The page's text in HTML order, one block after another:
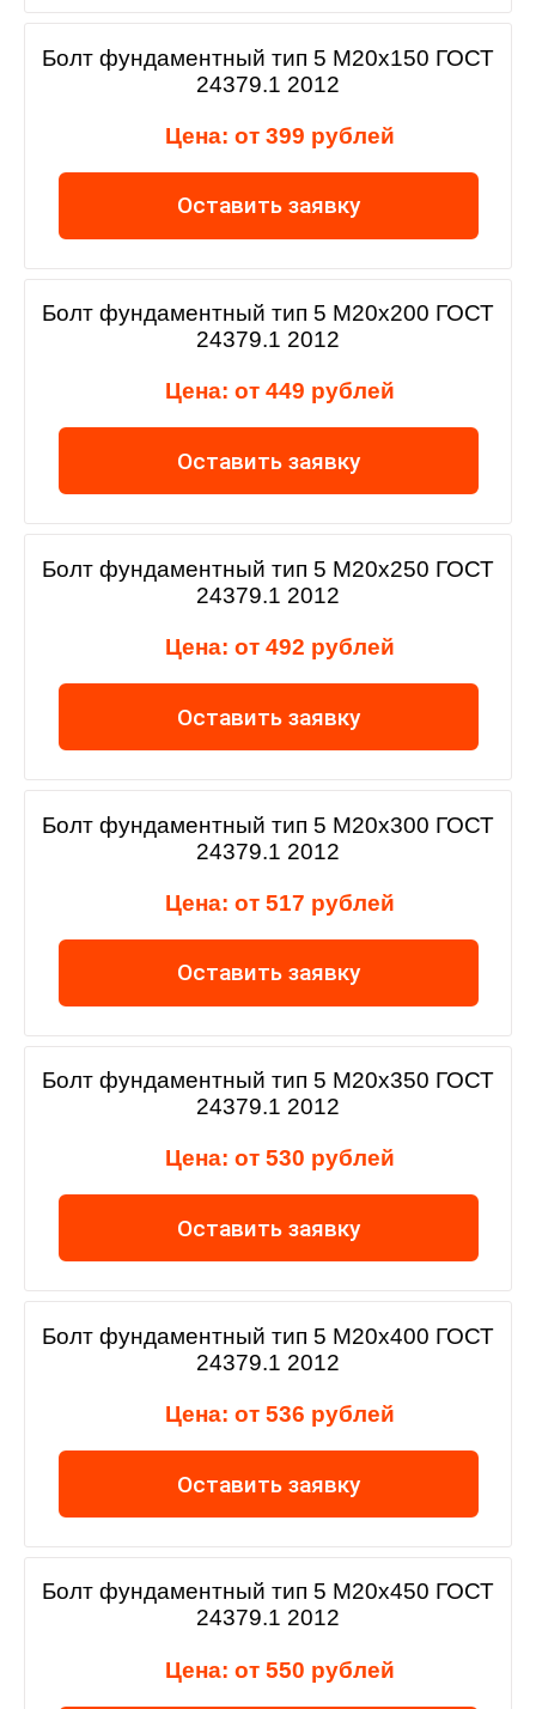
Болт фундаментный тип 5 М20х150 ГОСТ
24379.1 2012
Цена: от 399 рублей
Оставить заявку
Болт фундаментный тип 5 М20х200 ГОСТ
24379.1 2012
Цена: от 449 рублей
Оставить заявку
Болт фундаментный тип 5 М20х250 ГОСТ
24379.1 2012
Цена: от 492 рублей
Оставить заявку
Болт фундаментный тип 5 М20х300 ГОСТ
24379.1 2012
Цена: от 517 рублей
Оставить заявку
Болт фундаментный тип 5 М20х350 ГОСТ
24379.1 2012
Цена: от 530 рублей
Оставить заявку
Болт фундаментный тип 5 М20х400 ГОСТ
24379.1 2012
Цена: от 536 рублей
Оставить заявку
Болт фундаментный тип 5 М20х450 ГОСТ
24379.1 2012
Цена: от 550 рублей